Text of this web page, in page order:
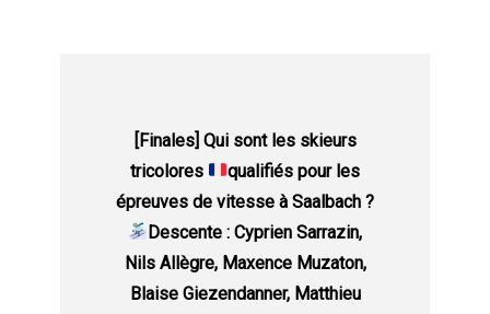
[Finales] Qui sont les skieurs
tricolores
qualifiés pour les
épreuves de vitesse à Saalbach ?
Descente : Cyprien Sarrazin,
Nils Allègre, Maxence Muzaton,
Blaise Giezendanner, Matthieu